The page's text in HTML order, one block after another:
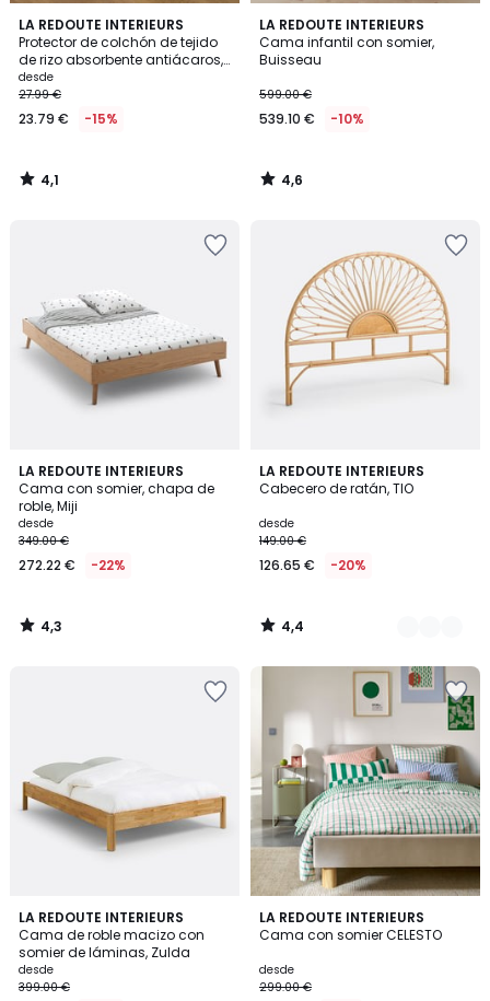
LA REDOUTE INTERIEURS
Protector de colchón de tejido
de rizo absorbente antiácaros,
impermeable, altura máxima
30 cm
desde
27.99 €
23.79 € -15%
4,1
/ 5
4,1
/
LA REDOUTE INTERIEURS
Cama infantil con somier,
Buisseau
599.00 €
539.10 € -10%
4,6
/ 5
4,6
/
LA REDOUTE INTERIEURS
Cama con somier, chapa de
roble, Miji
desde
349.00 €
272.22 € -22%
4,3
/ 5
4,3
/
LA REDOUTE INTERIEURS
Cabecero de ratán, TIO
desde
149.00 €
126.65 € -20%
4,4
/ 5
2
Colores
4,4
/
LA REDOUTE INTERIEURS
Cama de roble macizo con
somier de láminas, Zulda
desde
399.00 €
4,6
/ 5
LA REDOUTE INTERIEURS
Cama con somier CELESTO
desde
299.00 €
4,8
/ 5
3
Colores